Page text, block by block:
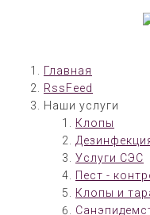
Главная
RssFeed
Наши услуги
Клопы
Услуги СЭС
Пест -
Клопы и